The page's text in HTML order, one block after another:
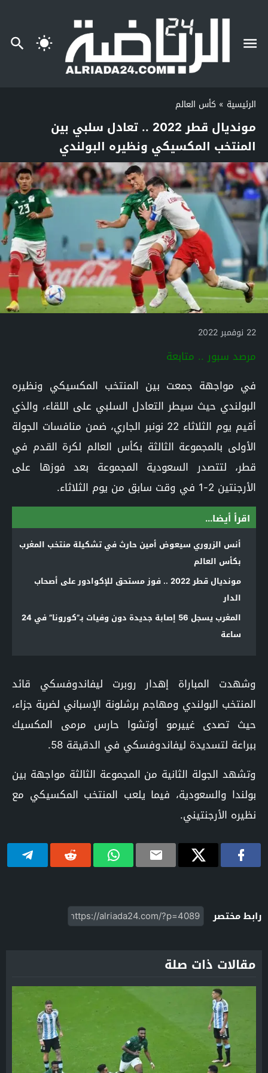
الرئيسية » كأس العالم
مونديال قطر 2022 .. تعادل سلبي بين
المنتخب المكسيكي ونظيره البولندي
22 نوفمبر 2022
مرصد سبور .. متابعة
في مواجهة جمعت بين المنتخب المكسيكي ونظيره
البولندي حيث سيطر التعادل السلبي على اللقاء، والذي
أقيم يوم الثلاثاء 22 نونبر الجاري، ضمن منافسات الجولة
الأولى بالمجموعة الثالثة بكأس العالم لكرة القدم في
قطر، لتتصدر السعودية المجموعة بعد فوزها على
الأرجنتين 2-1 في وقت سابق من يوم الثلاثاء.
اقرأ أيضا...
أنس الزروري سيعوض أمين حارث في تشكيلة منتخب المغرب
بكأس العالم
مونديال قطر 2022 .. فوز مستحق للإكوادور على أصحاب
الدار
المغرب يسجل 56 إصابة جديدة دون وفيات بـ”كورونا” في 24
ساعة
وشهدت المباراة إهدار روبرت ليفاندوفسكي قائد
المنتخب البولندي ومهاجم برشلونة الإسباني لضربة جزاء،
حيث تصدى غييرمو أوتشوا حارس مرمى المكسيك
ببراعة لتسديدة ليفاندوفسكي في الدقيقة 58.
وتشهد الجولة الثانية من المجموعة الثالثة مواجهة بين
بولندا والسعودية، فيما يلعب المنتخب المكسيكي مع
نظيره الأرجنتيني.
رابط مختصر
مقالات ذات صلة